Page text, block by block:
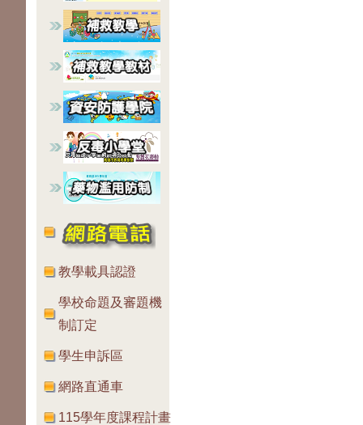
教學載具認證
學校命題及審題機
制訂定
學生申訴區
網路直通車
115學年度課程計畫